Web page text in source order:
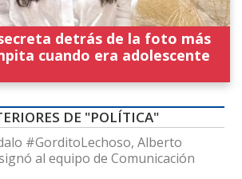
detrás de la foto más
cuando era adolescente
DE "POLÍTICA"
#GorditoLechoso, Alberto
al equipo de Comunicación